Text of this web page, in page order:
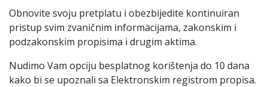
Obnovite svoјu pretplatu i obezbiјedite kontinuiran
pristup svim zvaničnim informaciјama, zakonskim i
podzakonskim propisima i drugim aktima.
Nudimo Vam opciјu besplatnog korištenja do 10 dana
kako bi se upoznali sa Elektronskim registrom propisa.